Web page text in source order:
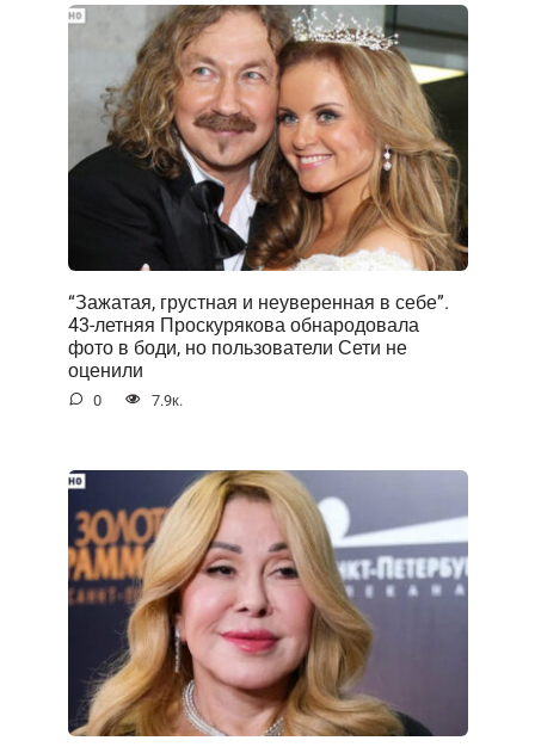
“Зажатая, грустная и неуверенная в себе”.
43-летняя Проскурякова обнародовала
фото в боди, но пользователи Сети не
оценили
0 7.9к.